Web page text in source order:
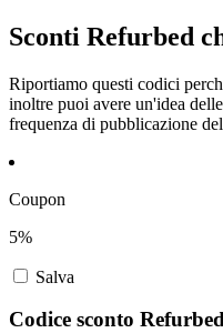
Sconti Refurbed
Riportiamo questi codici
inoltre puoi avere un'idea
frequenza di pubblicazione
Coupon
5%
Salva
Codice sconto